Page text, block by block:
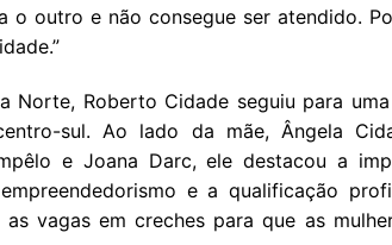
o outro e não consegue ser atendido.
Norte, Roberto Cidade seguiu para
sul. Ao lado da mãe, Ângela
e Joana Darc, ele destacou a
e a qualificação
vagas em creches para que as